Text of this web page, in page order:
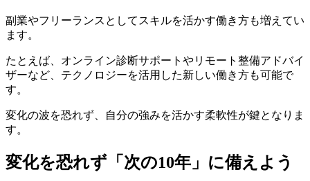
副業やフリーランスとしてスキルを活かす働き方も増えてい
ます。
たとえば、オンライン診断サポートやリモート整備アドバイ
ザーなど、テクノロジーを活用した新しい働き方も可能で
す。
変化の波を恐れず、自分の強みを活かす柔軟性が鍵となりま
す。
変化を恐れず「次の10年」に備えよう